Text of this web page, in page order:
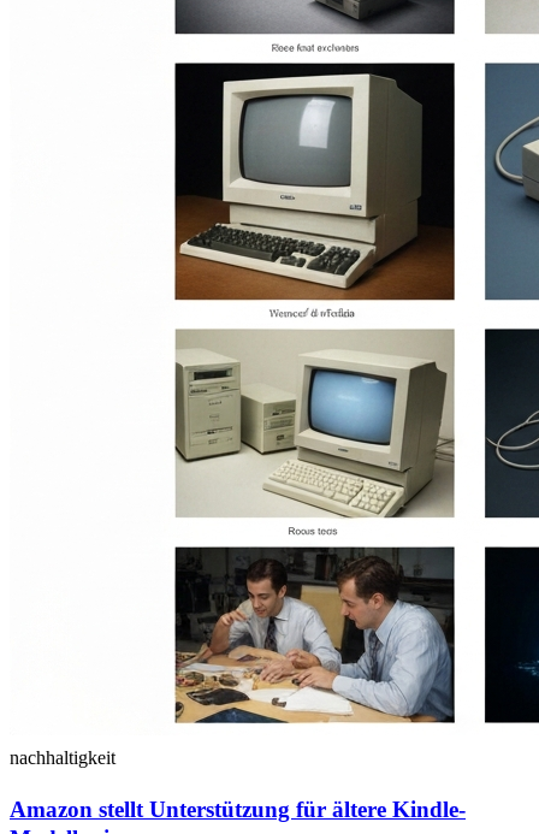
nachhaltigkeit
Amazon stellt Unterstützung für ältere Kindle-